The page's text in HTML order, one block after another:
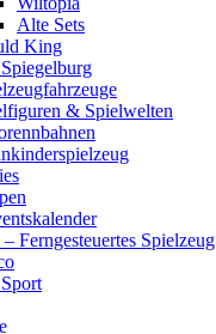
Alte Sets
King
& Spielwelten
Ferngesteuertes Spielzeug